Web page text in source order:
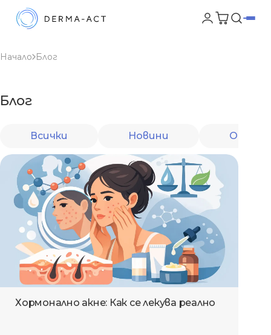
Начало Блог
Блог
Всички Новини От
Хормонално акне: Как се лекува реално